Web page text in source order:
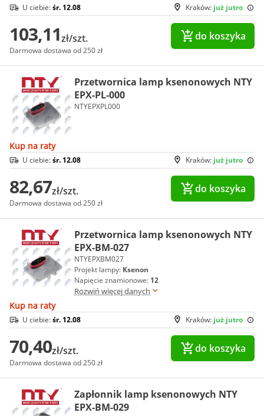
Kraków: już jutro
U ciebie:śr. 12.08
103,11zł/szt.
Darmowa dostawa od 250 zł
do koszyka
Przetwornica lamp ksenonowych NTY
EPX-PL-000
NTYEPXPL000
Kup na raty
Kraków: już jutro
U ciebie:śr. 12.08
82,67zł/szt.
Darmowa dostawa od 250 zł
do koszyka
Przetwornica lamp ksenonowych NTY
EPX-BM-027
NTYEPXBM027
Projekt lampy: Ksenon
Napięcie znamionowe: 12
Rozwiń więcej danych
Kup na raty
Kraków: już jutro
U ciebie:śr. 12.08
70,40zł/szt.
Darmowa dostawa od 250 zł
do koszyka
Zapłonnik lamp ksenonowych NTY
EPX-BM-029